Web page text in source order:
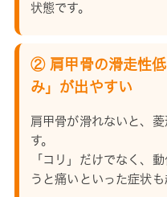
状態です。
② 肩甲骨の滑走性
み」が出やすい
肩甲骨が滑れないと、
す。
「コリ」だけでなく、
うと痛いといった症状も